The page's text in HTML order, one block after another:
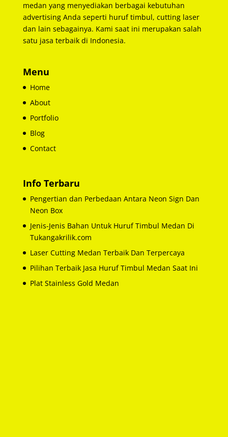
medan yang menyediakan berbagai kebutuhan
advertising Anda seperti huruf timbul, cutting laser
dan lain sebagainya. Kami saat ini merupakan salah
satu jasa terbaik di Indonesia.
Menu
Home
About
Portfolio
Blog
Contact
Info Terbaru
Pengertian dan Perbedaan Antara Neon Sign Dan
Neon Box
Jenis-Jenis Bahan Untuk Huruf Timbul Medan Di
Tukangakrilik.com
Laser Cutting Medan Terbaik Dan Terpercaya
Pilihan Terbaik Jasa Huruf Timbul Medan Saat Ini
Plat Stainless Gold Medan